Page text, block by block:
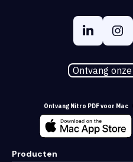
Ontvang
Ontvang Nitro PDF voor Mac
Producten